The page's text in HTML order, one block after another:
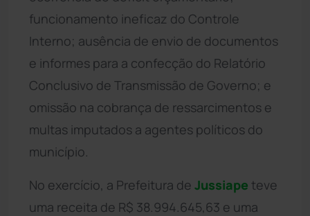
funcionamento ineficaz do Controle
Interno; ausência de envio de documentos
e informes para a confecção do Relatório
Conclusivo de Transmissão de Governo; e
omissão na cobrança de ressarcimentos e
multas imputados a agentes políticos do
município.
No exercício, a Prefeitura de Jussiape teve
uma receita de R$ 38.994.645,63 e uma